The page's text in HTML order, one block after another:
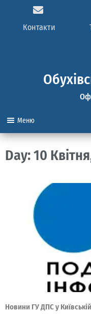
Контакти
Меню
Day: 10
Новини ГУ ДПС у